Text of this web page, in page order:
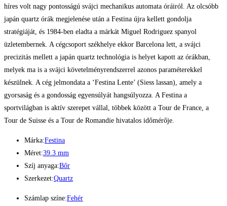
híres volt nagy pontosságú svájci mechanikus automata óráiról. Az olcsóbb
japán quartz órák megjelenése után a Festina újra kellett gondolja
stratégiáját, és 1984-ben eladta a márkát Miguel Rodriguez spanyol
üzletembernek. A cégcsoport székhelye ekkor Barcelona lett, a svájci
precizitás mellett a japán quartz technológia is helyet kapott az órákban,
melyek ma is a svájci követelményrendszerrel azonos paraméterekkel
készülnek. A cég jelmondata a ‘Festina Lente’ (Siess lassan), amely a
gyorsaság és a gondosság egyensúlyát hangsúlyozza. A Festina a
sportvilágban is aktív szerepet vállal, többek között a Tour de France, a
Tour de Suisse és a Tour de Romandie hivatalos időmérője.
Márka:Festina
Méret:39.3 mm
Szíj anyaga:Bőr
Szerkezet:Quartz
Számlap színe:Fehér